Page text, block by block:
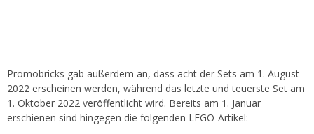
Promobricks gab außerdem an, dass acht der Sets am 1. August
2022 erscheinen werden, während das letzte und teuerste Set am
1. Oktober 2022 veröffentlicht wird. Bereits am 1. Januar
erschienen sind hingegen die folgenden LEGO-Artikel: